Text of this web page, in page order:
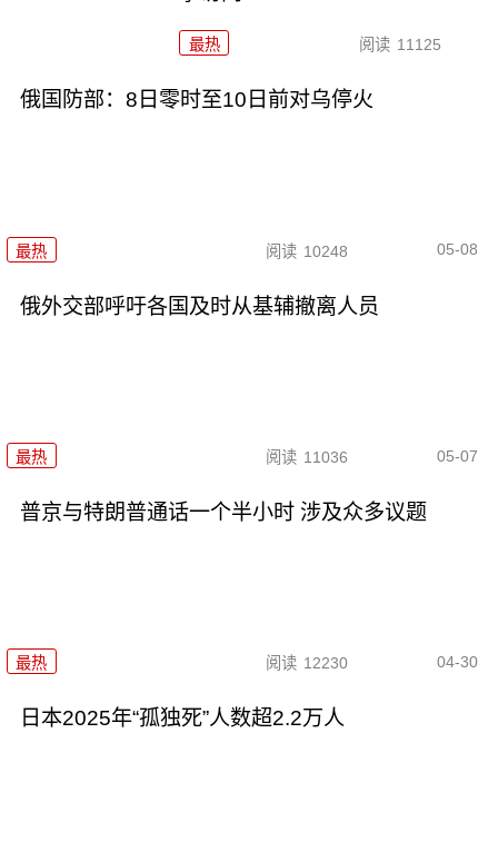
最热 阅读 11125
俄国防部：8日零时至10日前对乌停火
最热 阅读 10248 05-08
俄外交部呼吁各国及时从基辅撤离人员
最热 阅读 11036 05-07
普京与特朗普通话一个半小时 涉及众多议题
最热 阅读 12230 04-30
日本2025年“孤独死”人数超2.2万人